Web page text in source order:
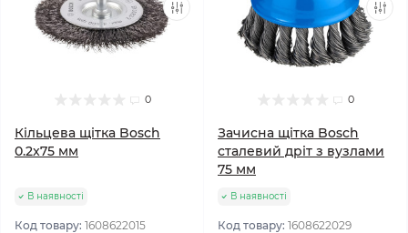
0
Кільцева щітка Bosch
0.2x75 мм
В наявності
Код товару: 1608622015
0
Зачисна щітка Bosch
сталевий дріт з вузлами
75 мм
В наявності
Код товару: 1608622029